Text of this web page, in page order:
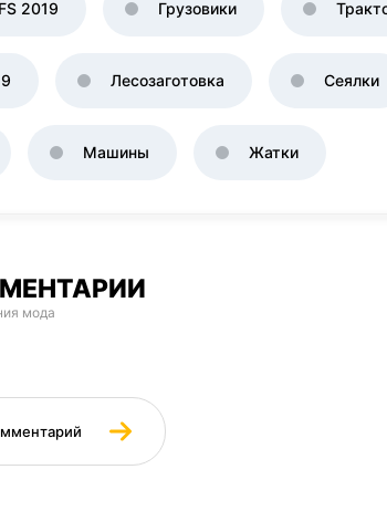
2019 Грузовики
Лесозаготовка Сеялки
Машины Жатки
мода